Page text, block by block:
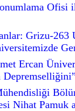
Ofisi
Grizu-263
Ercan
Nihat Pamuk